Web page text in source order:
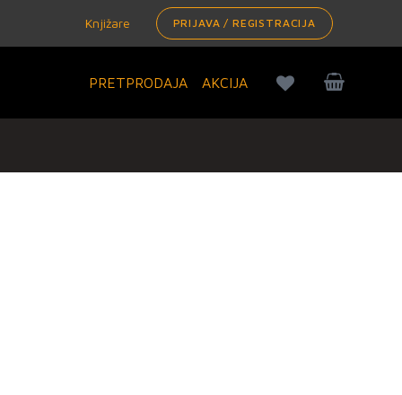
Knjižare PRIJAVA / REGISTRACIJA
PRETPRODAJA AKCIJA